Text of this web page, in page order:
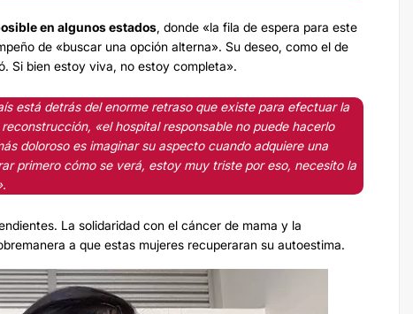
en algunos estados, donde «la fila de espera para este
de «buscar una opción alterna». Su deseo, como el de
Si bien estoy viva, no estoy completa».
está detrás del enorme retraso que existe para efectuar la
«el hospital responsable no puede hacerlo
doloroso es imaginar su aspecto cuando adquiere una
primero cómo se verá, estoy muy triste por eso, necesito la
La solidaridad con el cáncer de mama y la
a que estas mujeres recuperaran su autoestima.